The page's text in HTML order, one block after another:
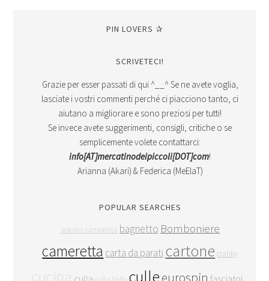
PIN LOVERS ✰
SCRIVETECI!
Grazie per esser passati di qui ^__^ Se ne avete voglia,
lasciate i vostri commenti perché ci piacciono tanto, ci
aiutano a migliorare e sono preziosi per tutti!
Se invece avete suggerimenti, consigli, critiche o se
semplicemente volete contattarci:
info[AT]mercatinodeipiccoli[DOT]com!
Arianna (Akari) & Federica (MeElaT)
POPULAR SEARCHES
adesivi cameretta bagnetto Bomboniere
cameretta carta da parati cartone cranky
cucina culle